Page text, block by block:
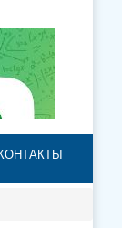
КОНТАКТЫ